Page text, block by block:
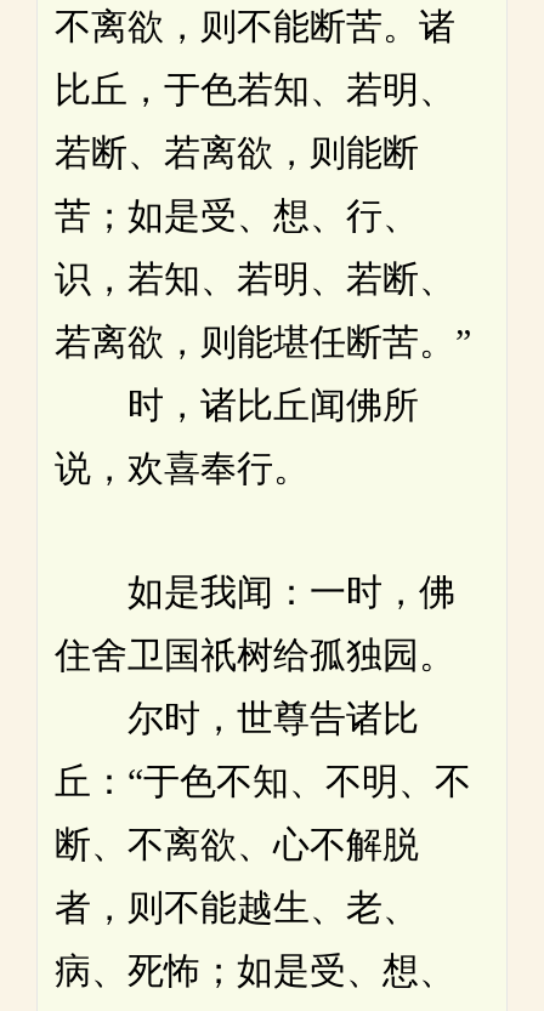
不离欲，则不能断苦。诸
比丘，于色若知、若明、
若断、若离欲，则能断
苦；如是受、想、行、
识，若知、若明、若断、
若离欲，则能堪任断苦。”
时，诸比丘闻佛所
说，欢喜奉行。
如是我闻：一时，佛
住舍卫国祇树给孤独园。
尔时，世尊告诸比
丘：“于色不知、不明、不
断、不离欲、心不解脱
者，则不能越生、老、
病、死怖；如是受、想、